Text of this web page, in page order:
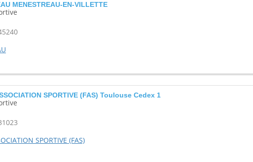
MENESTREAU-EN-VILLETTE
SPORTIVE (FAS) Toulouse Cedex 1
SPORTIVE (FAS)